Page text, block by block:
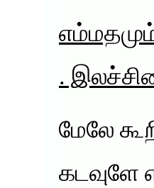
.
மேலே
கடவுளே